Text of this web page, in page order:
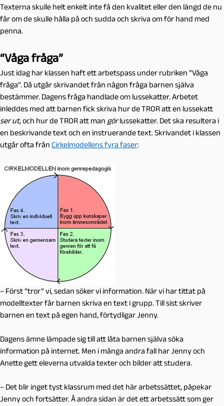
Texterna skulle helt enkelt inte få den kvalitet eller den längd de nu
får om de skulle hålla på och sudda och skriva om för hand med
penna.
“Våga fråga”
Just idag har klassen haft ett arbetspass under rubriken ”Våga
fråga”. Då utgår skrivandet från någon fråga barnen själva
bestämmer. Dagens fråga handlade om lussekatter. Arbetet
inleddes med att barnen fick skriva hur de TROR att en lussekatt
ser ut,och hur de TROR att man görlussekatter. Det ska resultera i
en beskrivande text och en instruerande text. Skrivandet i klassen
utgår ofta från Cirkelmodellens fyra faser:
– Först “tror” vi, sedan söker vi information. När vi har tittat på
modelltexter får barnen skriva en text i grupp. Till sist skriver
barnen en text på egen hand, förtydligar Jenny.
Dagens ämne lämpade sig till att låta barnen själva söka
information på internet. Men i många andra fall har Jenny och
Anette gett eleverna utvalda texter och bilder att studera.
– Det blir inget tyst klassrum med det här arbetssättet, påpekar
Jenny och fortsätter. Å andra sidan är det ett arbetssätt som ger